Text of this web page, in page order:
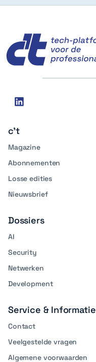
Social
linkedin
c't
Magazine
Abonnementen
Losse edities
Nieuwsbrief
Dossiers
AI
Security
Netwerken
Development
Service & Informatie
Contact
Veelgestelde vragen
Algemene voorwaarden